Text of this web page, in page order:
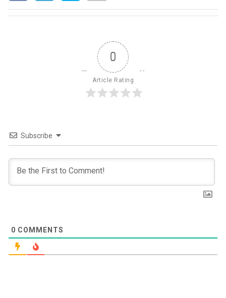
0
Article Rating
Subscribe
0 COMMENTS